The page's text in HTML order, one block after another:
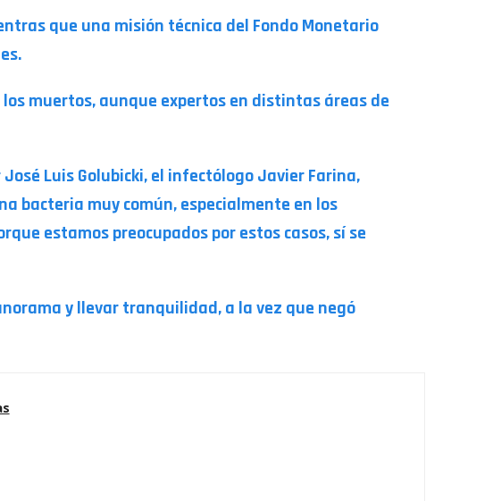
que una misión técnica del Fondo Monetario
los muertos, aunque expertos en distintas áreas de
Luis Golubicki, el infectólogo Javier Farina,
bacteria muy común, especialmente en los
estamos preocupados por estos casos, sí se
y llevar tranquilidad, a la vez que negó